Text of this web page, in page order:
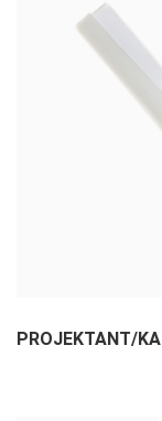
PROJEKTANT/